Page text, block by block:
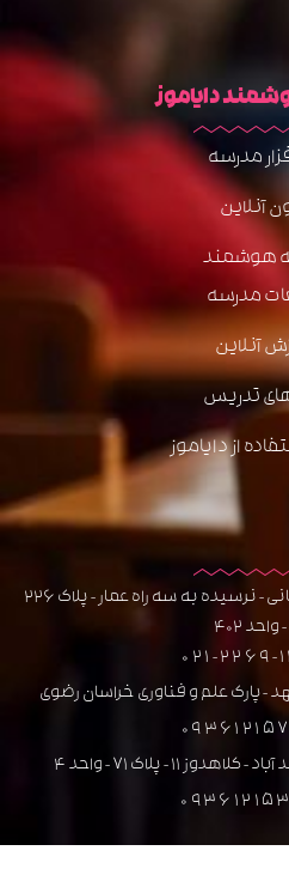
دایاموز
مدرسه
آنلاین
هوشمند
مدرسه
آنلاین
تدریس
از دایاموز
دفتر تهران : فرمانیه - لواسانی - نرسیده به سه راه عمار - پلاک 226
- واحد 402
021-2269-
- پارک علم و فناوری خراسان رضوی
11 - پلاک 71 - واحد 4